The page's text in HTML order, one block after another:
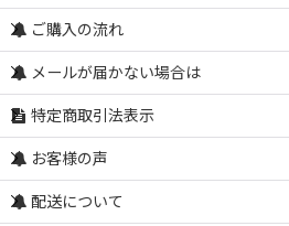
ご購入の流れ
メールが届かない場合は
特定商取引法表示
お客様の声
配送について